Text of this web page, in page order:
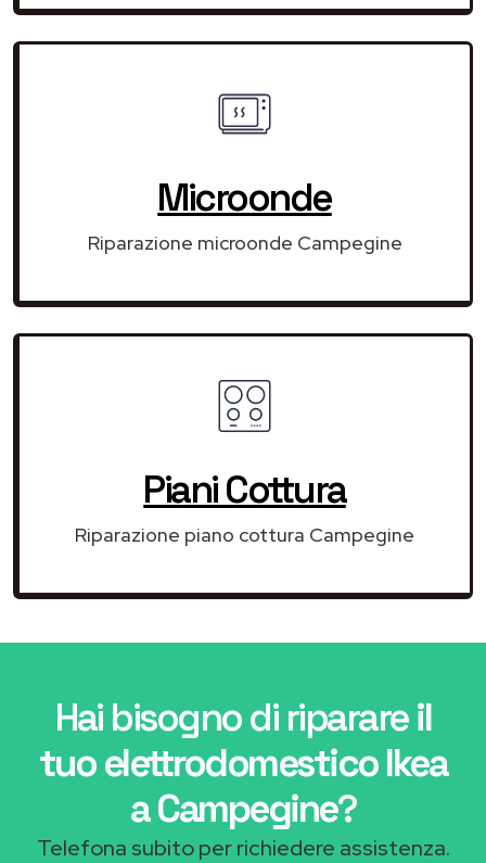
Microonde
Riparazione microonde Campegine
Piani Cottura
Riparazione piano cottura Campegine
Hai bisogno di riparareil
tuo elettrodomestico Ikea
a Campegine?
Telefona subito per richiedere assistenza.